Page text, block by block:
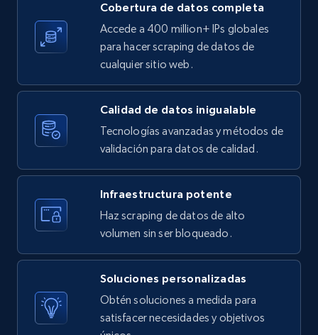
Cobertura de datos completa
Accede a 400 million+ IPs globales
para hacer scraping de datos de
cualquier sitio web.
Calidad de datos inigualable
Tecnologías avanzadas y métodos de
validación para datos de calidad.
Infraestructura potente
Haz scraping de datos de alto
volumen sin ser bloqueado.
Soluciones personalizadas
Obtén soluciones a medida para
satisfacer necesidades y objetivos